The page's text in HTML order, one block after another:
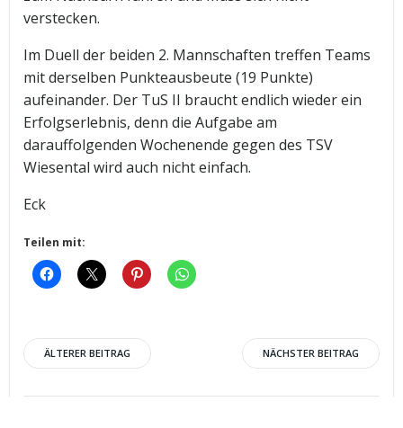
verstecken.
Im Duell der beiden 2. Mannschaften treffen Teams
mit derselben Punkteausbeute (19 Punkte)
aufeinander. Der TuS II braucht endlich wieder ein
Erfolgserlebnis, denn die Aufgabe am
darauffolgenden Wochenende gegen des TSV
Wiesental wird auch nicht einfach.
Eck
Teilen mit:
Post
navigation
ÄLTERER BEITRAG
Post
navigation
NÄCHSTER BEITRAG